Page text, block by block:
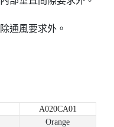
通風要求外。
A020CA01
Orange